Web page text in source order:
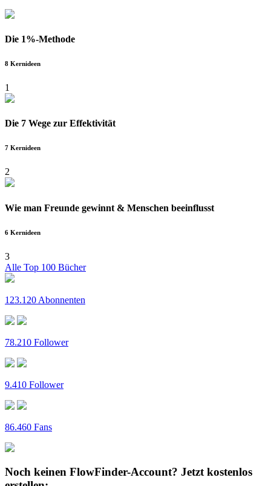
Die 1%-Methode
8 Kernideen
1
Die 7 Wege zur Effektivität
7 Kernideen
2
Wie man Freunde gewinnt & Menschen beeinflusst
6 Kernideen
3
Alle Top 100 Bücher
123.120 Abonnenten
78.210 Follower
9.410 Follower
86.460 Fans
Noch keinen FlowFinder-Account? Jetzt kostenlos